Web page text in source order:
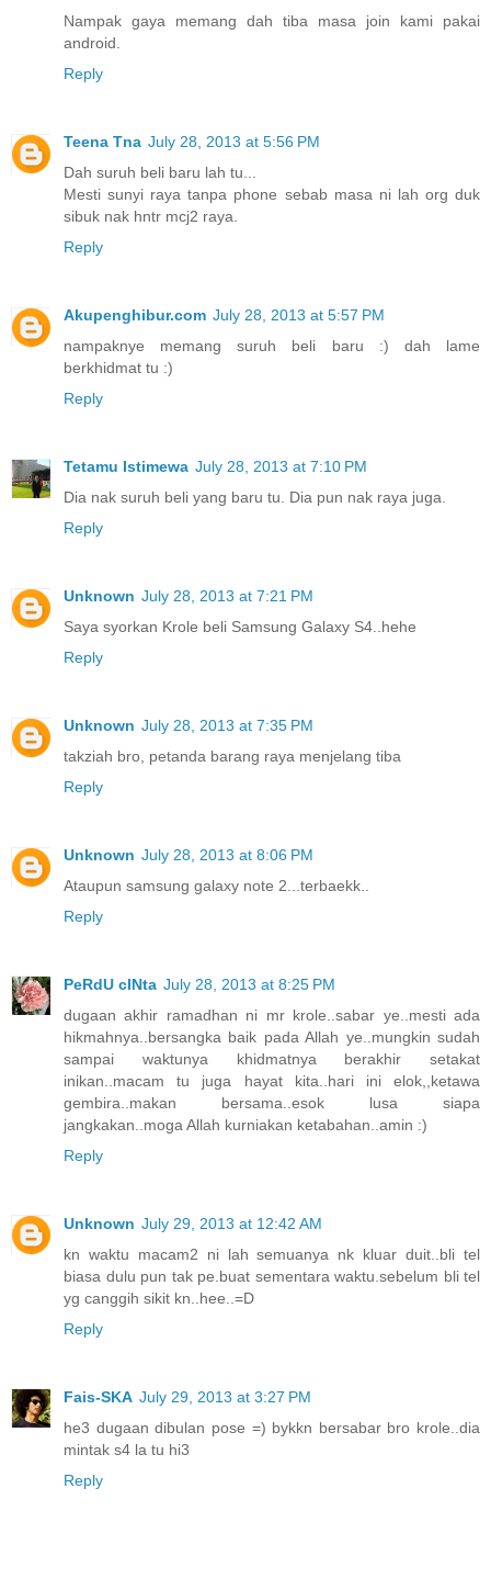
Nampak gaya memang dah tiba masa join kami pakai
android.
Reply
Teena Tna July 28, 2013 at 5:56 PM
Dah suruh beli baru lah tu...
Mesti sunyi raya tanpa phone sebab masa ni lah org duk
sibuk nak hntr mcj2 raya.
Reply
Akupenghibur.com July 28, 2013 at 5:57 PM
nampaknye memang suruh beli baru :) dah lame
berkhidmat tu :)
Reply
Tetamu Istimewa July 28, 2013 at 7:10 PM
Dia nak suruh beli yang baru tu. Dia pun nak raya juga.
Reply
Unknown July 28, 2013 at 7:21 PM
Saya syorkan Krole beli Samsung Galaxy S4..hehe
Reply
Unknown July 28, 2013 at 7:35 PM
takziah bro, petanda barang raya menjelang tiba
Reply
Unknown July 28, 2013 at 8:06 PM
Ataupun samsung galaxy note 2...terbaekk..
Reply
PeRdU cINta July 28, 2013 at 8:25 PM
dugaan akhir ramadhan ni mr krole..sabar ye..mesti ada
hikmahnya..bersangka baik pada Allah ye..mungkin sudah
sampai waktunya khidmatnya berakhir setakat
inikan..macam tu juga hayat kita..hari ini elok,,ketawa
gembira..makan bersama..esok lusa siapa
jangkakan..moga Allah kurniakan ketabahan..amin :)
Reply
Unknown July 29, 2013 at 12:42 AM
kn waktu macam2 ni lah semuanya nk kluar duit..bli tel
biasa dulu pun tak pe.buat sementara waktu.sebelum bli tel
yg canggih sikit kn..hee..=D
Reply
Fais-SKA July 29, 2013 at 3:27 PM
he3 dugaan dibulan pose =) bykkn bersabar bro krole..dia
mintak s4 la tu hi3
Reply